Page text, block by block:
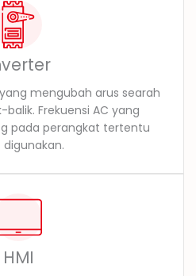
mengubah arus searah
Frekuensi AC yang
pada perangkat tertentu
digunakan.
HMI